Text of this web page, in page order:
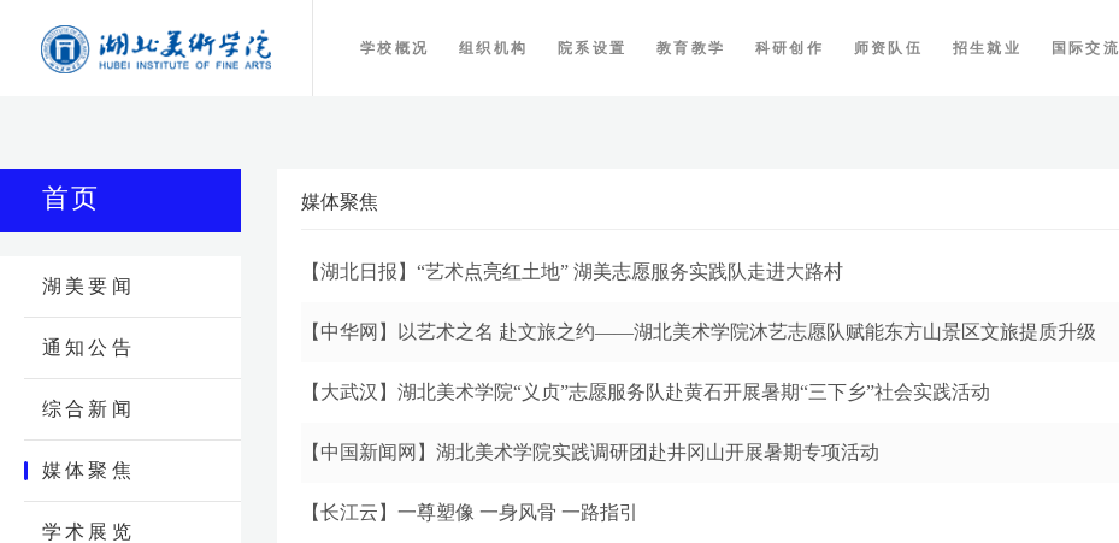
学校概况 组织机构 院系设置 教育教学 科研创作 师资队伍 招生就业 国际交流
首页
湖美要闻
通知公告
综合新闻
媒体聚焦
学术展览
媒体聚焦
【湖北日报】“艺术点亮红土地” 湖美志愿服务实践队走进大路村
【中华网】以艺术之名 赴文旅之约——湖北美术学院沐艺志愿队赋能东方山景区文旅提质升级
【大武汉】湖北美术学院“义贞”志愿服务队赴黄石开展暑期“三下乡”社会实践活动
【中国新闻网】湖北美术学院实践调研团赴井冈山开展暑期专项活动
【长江云】一尊塑像 一身风骨 一路指引